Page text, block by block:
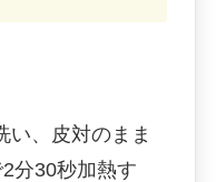
い、皮対のまま
分30秒加熱す